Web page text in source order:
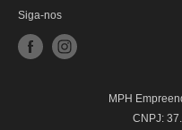
Siga-nos
MPH
CNPJ: